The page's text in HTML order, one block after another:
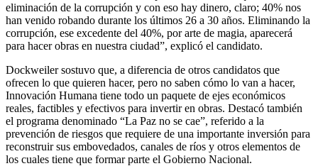
eliminación de la corrupción y con eso hay dinero, claro; 40% nos
han venido robando durante los últimos 26 a 30 años. Eliminando la
corrupción, ese excedente del 40%, por arte de magia, aparecerá
para hacer obras en nuestra ciudad”, explicó el candidato.
Dockweiler sostuvo que, a diferencia de otros candidatos que
ofrecen lo que quieren hacer, pero no saben cómo lo van a hacer,
Innovación Humana tiene todo un paquete de ejes económicos
reales, factibles y efectivos para invertir en obras. Destacó también
el programa denominado “La Paz no se cae”, referido a la
prevención de riesgos que requiere de una importante inversión para
reconstruir sus embovedados, canales de ríos y otros elementos de
los cuales tiene que formar parte el Gobierno Nacional.